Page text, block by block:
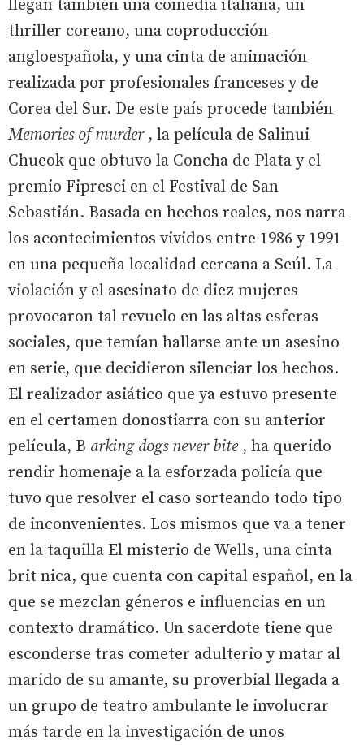
llegan también una comedia italiana, un
thriller coreano, una coproducción
angloespañola, y una cinta de animación
realizada por profesionales franceses y de
Corea del Sur. De este país procede también
Memories of murder, la película de Salinui
Chueok que obtuvo la Concha de Plata y el
premio Fipresci en el Festival de San
Sebastián. Basada en hechos reales, nos narra
los acontecimientos vividos entre 1986 y 1991
en una pequeña localidad cercana a Seúl. La
violación y el asesinato de diez mujeres
provocaron tal revuelo en las altas esferas
sociales, que temían hallarse ante un asesino
en serie, que decidieron silenciar los hechos.
El realizador asiático que ya estuvo presente
en el certamen donostiarra con su anterior
película, B arking dogs never bite, ha querido
rendir homenaje a la esforzada policía que
tuvo que resolver el caso sorteando todo tipo
de inconvenientes. Los mismos que va a tener
en la taquilla El misterio de Wells, una cinta
brit nica, que cuenta con capital español, en la
que se mezclan géneros e influencias en un
contexto dramático. Un sacerdote tiene que
esconderse tras cometer adulterio y matar al
marido de su amante, su proverbial llegada a
un grupo de teatro ambulante le involucrar
más tarde en la investigación de unos